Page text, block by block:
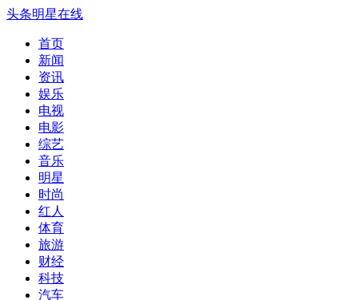
头条明星在线
首页
新闻
资讯
娱乐
电视
电影
综艺
音乐
明星
时尚
红人
体育
旅游
财经
科技
汽车